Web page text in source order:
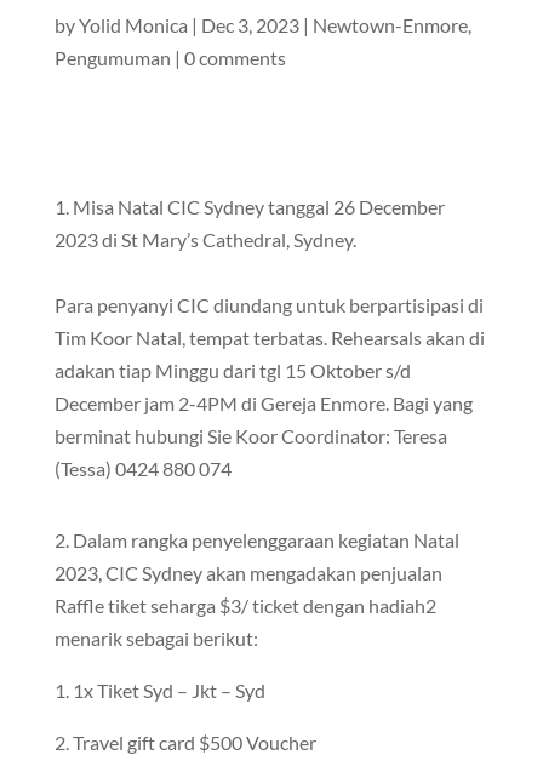
byYolid Monica | Dec 3, 2023| Newtown-Enmore,
Pengumuman | 0 comments
1. Misa Natal CIC Sydney tanggal 26 December
2023 di St Mary’s Cathedral, Sydney.
Para penyanyi CIC diundang untuk berpartisipasi di
Tim Koor Natal, tempat terbatas. Rehearsals akan di
adakan tiap Minggu dari tgl 15 Oktober s/d
December jam 2-4PM di Gereja Enmore. Bagi yang
berminat hubungi Sie Koor Coordinator: Teresa
(Tessa) 0424 880 074
2. Dalam rangka penyelenggaraan kegiatan Natal
2023, CIC Sydney akan mengadakan penjualan
Raffle tiket seharga $3/ ticket dengan hadiah2
menarik sebagai berikut:
1. 1x Tiket Syd – Jkt – Syd
2. Travel gift card $500 Voucher